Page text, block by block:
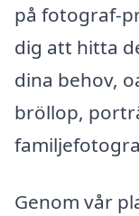
på fotograf-
dig att hitta
dina behov,
bröllop,
Genom vår